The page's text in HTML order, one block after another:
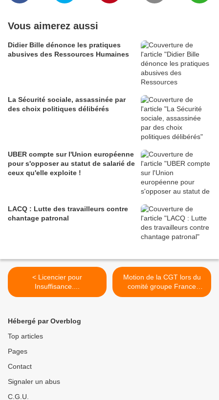
Vous aimerez aussi
Didier Bille dénonce les pratiques
abusives des Ressources Humaines
La Sécurité sociale, assassinée par
des choix politiques délibérés
UBER compte sur l'Union européenne
pour s'opposer au statut de salarié de
ceux qu'elle exploite !
LACQ : Lutte des travailleurs contre
chantage patronal
< Licencier pour
Insuffisance....
Motion de la CGT lors du
comité groupe France
Unilever lundi 26 novembre
Hébergé par Overblog
Top articles
Pages
Contact
Signaler un abus
C.G.U.